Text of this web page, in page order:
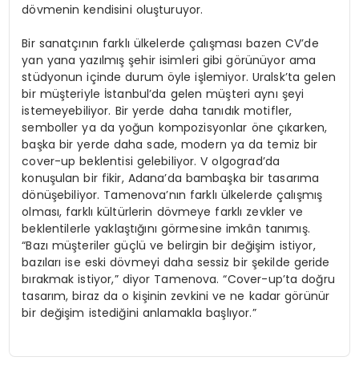
dövmenin kendisini oluşturuyor.
Bir sanatçının farklı ülkelerde çalışması bazen CV’de
yan yana yazılmış şehir isimleri gibi görünüyor ama
stüdyonun içinde durum öyle işlemiyor. Uralsk’ta gelen
bir müşteriyle İstanbul’da gelen müşteri aynı şeyi
istemeyebiliyor. Bir yerde daha tanıdık motifler,
semboller ya da yoğun kompozisyonlar öne çıkarken,
başka bir yerde daha sade, modern ya da temiz bir
cover-up beklentisi gelebiliyor. V olgograd’da
konuşulan bir fikir, Adana’da bambaşka bir tasarıma
dönüşebiliyor. Tamenova’nın farklı ülkelerde çalışmış
olması, farklı kültürlerin dövmeye farklı zevkler ve
beklentilerle yaklaştığını görmesine imkân tanımış.
“Bazı müşteriler güçlü ve belirgin bir değişim istiyor,
bazıları ise eski dövmeyi daha sessiz bir şekilde geride
bırakmak istiyor,” diyor Tamenova. “Cover-up’ta doğru
tasarım, biraz da o kişinin zevkini ve ne kadar görünür
bir değişim istediğini anlamakla başlıyor.”